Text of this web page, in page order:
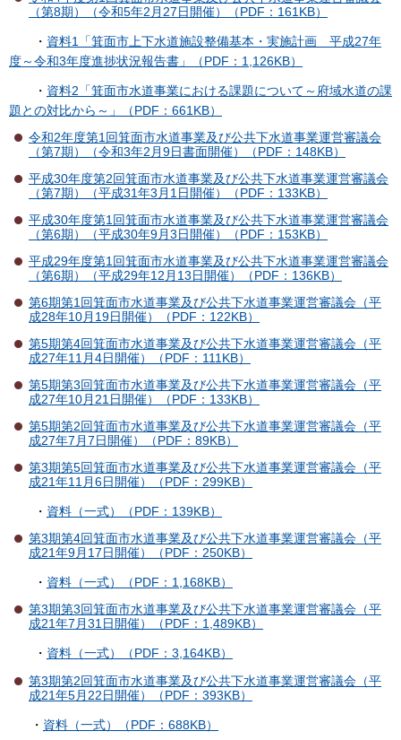
（第8期）（令和5年2月27日開催）（PDF：161KB）
・ 資料1「箕面市上下水道施設整備基本・実施計画 平成27年
度～令和3年度進捗状況報告書」（PDF：1,126KB）
・ 資料2「箕面市水道事業における課題について～府域水道の課
題との対比から～」（PDF：661KB）
令和2年度第1回箕面市水道事業及び公共下水道事業運営審議会
（第7期）（令和3年2月9日書面開催）（PDF：148KB）
平成30年度第2回箕面市水道事業及び公共下水道事業運営審議会
（第7期）（平成31年3月1日開催）（PDF：133KB）
平成30年度第1回箕面市水道事業及び公共下水道事業運営審議会
（第6期）（平成30年9月3日開催）（PDF：153KB）
平成29年度第1回箕面市水道事業及び公共下水道事業運営審議会
（第6期）（平成29年12月13日開催）（PDF：136KB）
第6期第1回箕面市水道事業及び公共下水道事業運営審議会（平
成28年10月19日開催）（PDF：122KB）
第5期第4回箕面市水道事業及び公共下水道事業運営審議会（平
成27年11月4日開催）（PDF：111KB）
第5期第3回箕面市水道事業及び公共下水道事業運営審議会（平
成27年10月21日開催）（PDF：133KB）
第5期第2回箕面市水道事業及び公共下水道事業運営審議会（平
成27年7月7日開催）（PDF：89KB）
第3期第5回箕面市水道事業及び公共下水道事業運営審議会（平
成21年11月6日開催）（PDF：299KB）
・ 資料（一式）（PDF：139KB）
第3期第4回箕面市水道事業及び公共下水道事業運営審議会（平
成21年9月17日開催）（PDF：250KB）
・ 資料（一式）（PDF：1,168KB）
第3期第3回箕面市水道事業及び公共下水道事業運営審議会（平
成21年7月31日開催）（PDF：1,489KB）
・ 資料（一式）（PDF：3,164KB）
第3期第2回箕面市水道事業及び公共下水道事業運営審議会（平
成21年5月22日開催）（PDF：393KB）
・ 資料（一式）（PDF：688KB）